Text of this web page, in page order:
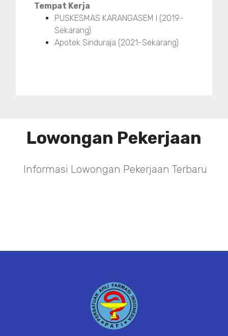
Tempat Kerja
PUSKESMAS KARANGASEM I (2019-
Sekarang)
Apotek Sinduraja (2021-Sekarang)
Lowongan Pekerjaan
Informasi Lowongan Pekerjaan Terbaru